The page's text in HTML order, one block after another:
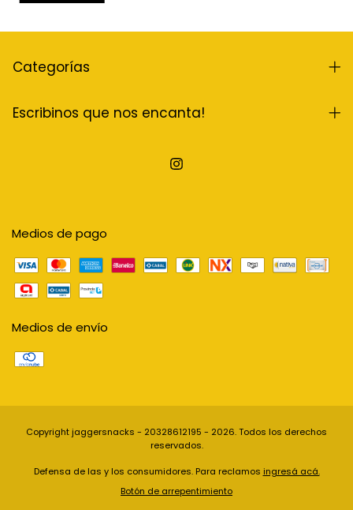
Categorías
Escribinos que nos encanta!
Medios de pago
Medios de envío
Copyright jaggersnacks - 20328612195 - 2026. Todos los derechos
reservados.
Defensa de las y los consumidores. Para reclamos ingresá acá.
Botón de arrepentimiento